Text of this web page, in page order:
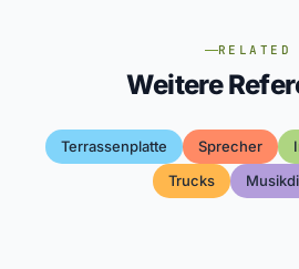
RELATED
Weitere
Terrassenplatte Sprecher
Trucks